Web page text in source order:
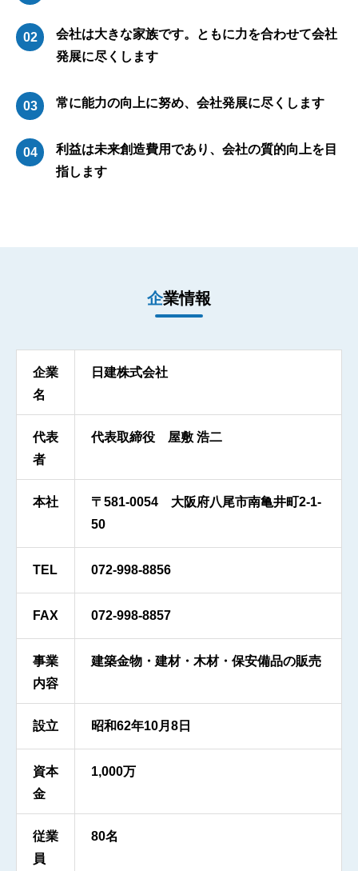
会社は大きな家族です。ともに力を合わせて会社
発展に尽くします
常に能力の向上に努め、会社発展に尽くします
利益は未来創造費用であり、会社の質的向上を目
指します
企業情報
企業
名
日建株式会社
代表
者
代表取締役 屋敷 浩二
本社
〒581-0054 大阪府八尾市南亀井町2-1-
50
TEL 072-998-8856
FAX 072-998-8857
事業
内容
建築金物・建材・木材・保安備品の販売
設立 昭和62年10月8日
資本
金
1,000万
従業
員
80名